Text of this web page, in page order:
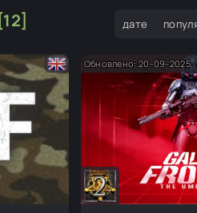
[12] дате
Обновлено: 20-09-2025,